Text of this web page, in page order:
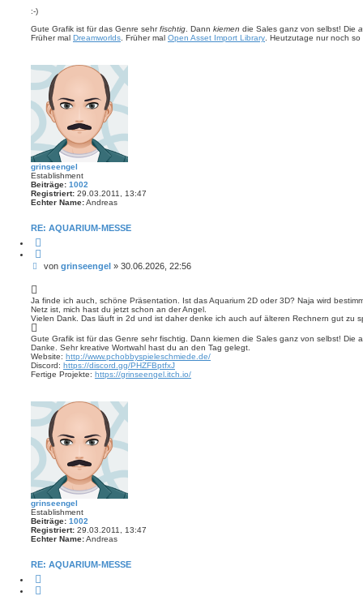
o
n
h
r
o
m
p
f
r
a
:-)
Gute Grafik ist für das Genre sehrfischtig . Dann kiemen die Sales ganz von selbst! Die
Früher mal Dreamworlds . Früher mal Open Asset Import Library . Heutzutage nur noch
grinseengel
Establishment
Beiträge: 1002
Registriert: 29.03.2011, 13:47
Echter Name:Andreas
RE: AQUARIUM-MESSE
i
n
B
t
r
a
von grinseengel» 30.06.2026, 22:56
Ja finde ich auch, schöne Präsentation. Ist das Aquarium 2D oder 3D? Naja wird
Netz ist, mich hast du jetzt schon an der Angel.
Vielen Dank. Das läuft in 2d und ist daher denke ich auch auf älteren Rechnern gut zu
Gute Grafik ist für das Genre sehr fischtig. Dann kiemen die Sales ganz von selbst! Die
Danke. Sehr kreative Wortwahl hast du an den Tag gelegt.
Website: http://www.pchobbyspieleschmiede.de/
Discord: https://discord.gg/PHZFBptfxJ
Fertige Projekte: https://grinseengel.itch.io/
grinseengel
Establishment
Beiträge: 1002
Registriert: 29.03.2011, 13:47
Echter Name:Andreas
RE: AQUARIUM-MESSE